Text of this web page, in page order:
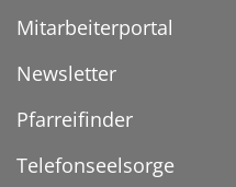
Mitarbeiterportal
Newsletter
Pfarreifinder
Telefonseelsorge